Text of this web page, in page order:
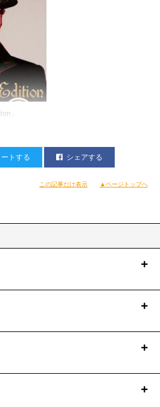
」
rhythmzone.net/mihiro/news/
イロ〜 ver.）（MUSIC VIDEO）
D, ZEEBRA（MUSIC VIDEO）
トする シェアする
この記事だけ表示 ▲ページトップへ